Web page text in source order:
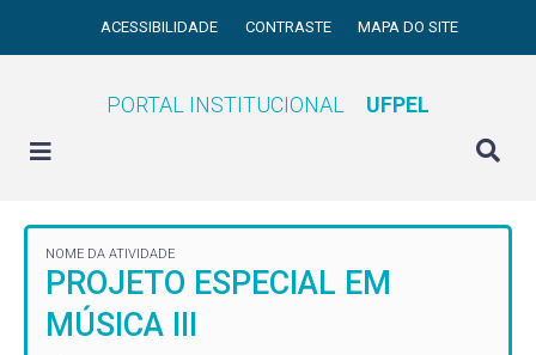
ACESSIBILIDADE CONTRASTE MAPA DO SITE
PORTAL INSTITUCIONAL UFPEL
NOME DA ATIVIDADE
PROJETO ESPECIAL EM
MÚSICA III